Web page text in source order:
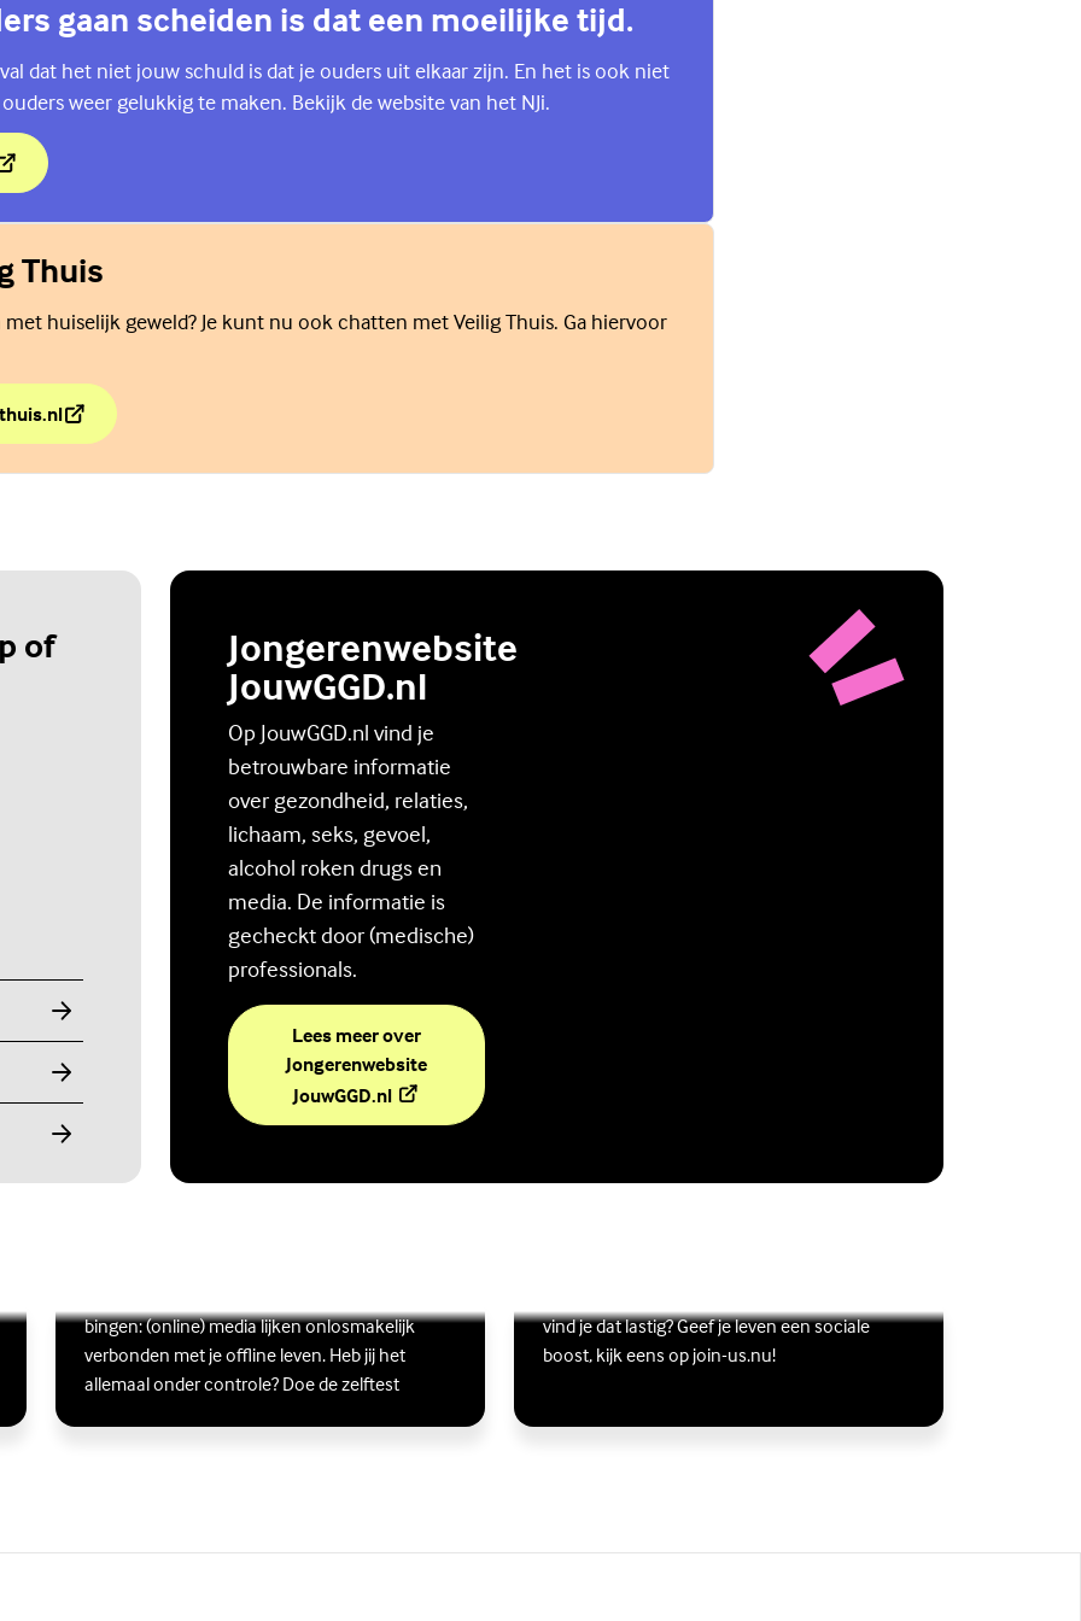
gaan scheiden is dat een moeilijke tijd.
dat het niet jouw schuld is dat je ouders uit elkaar zijn. En het is ook niet
weer gelukkig te maken. Bekijk de website van het NJi.
gaan scheiden is dat een moeilijke tijd.
Thuis
huiselijk geweld? Je kunt nu ook chatten met Veilig Thuis. Ga hiervoor
Thuis
of
Jongerenwebsite
JouwGGD.nl
Op JouwGGD.nl vind je
betrouwbare informatie
over gezondheid, relaties,
lichaam, seks, gevoel,
alcohol roken drugs en
media. De informatie is
gecheckt door (medische)
professionals.
Lees meer over
Jongerenwebsite
JouwGGD.nl(Externe link)
bingen: (online) media lijken onlosmakelijk
verbonden met je offline leven. Heb jij het
allemaal onder controle? Doe de zelftest
Lees meer over Ben jij digitaal in balans?
(Externe link)
vind je dat lastig? Geef je leven een sociale
boost, kijk eens op join-us.nu!
Lees meer over Vriendschap
(Externe link)